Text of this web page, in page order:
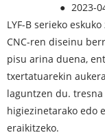
● 2023-
LYF-B serieko
CNC-ren diseinu
pisu arina duena,
txertatuarekin
laguntzen du.
higiezinetarako edo
eraikitzeko.